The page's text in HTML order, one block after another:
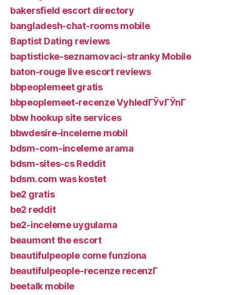
bakersfield escort directory
bangladesh-chat-rooms mobile
Baptist Dating reviews
baptisticke-seznamovaci-stranky Mobile
baton-rouge live escort reviews
bbpeoplemeet gratis
bbpeoplemeet-recenze VyhledГЎvГЎnГ­
bbw hookup site services
bbwdesire-inceleme mobil
bdsm-com-inceleme arama
bdsm-sites-cs Reddit
bdsm.com was kostet
be2 gratis
be2 reddit
be2-inceleme uygulama
beaumont the escort
beautifulpeople come funziona
beautifulpeople-recenze recenzГ­
beetalk mobile